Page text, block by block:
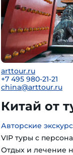
arttour.ru
+7 495 980-21-21
china@arttour.ru
Китай от
Авторские
VIP туры с
Отдых и лечение